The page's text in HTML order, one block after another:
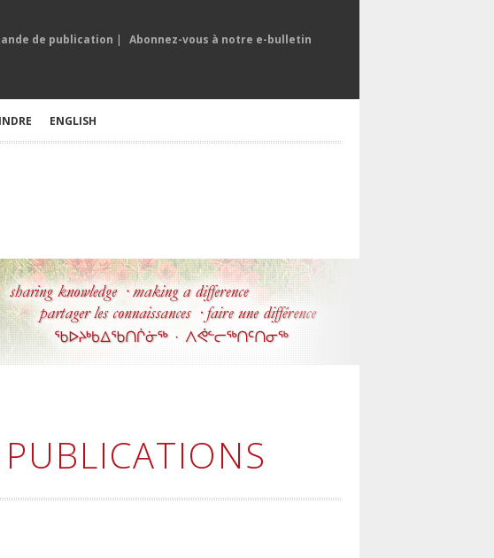
de publication | Abonnez-vous à notre e-bulletin
ENGLISH
PUBLICATIONS